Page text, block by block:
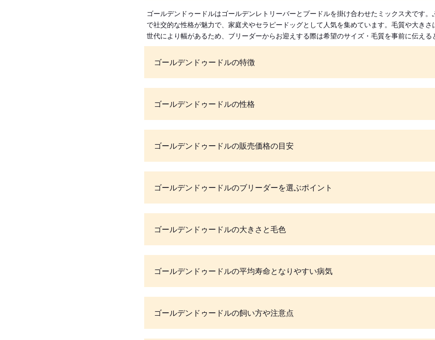
ゴールデンドゥードルはゴールデンレトリーバーとプードルを掛け合わせたミックス犬です
で社交的な性格が魅力で、家庭犬やセラピードッグとして人気を集めています。毛質や大き
世代により幅があるため、ブリーダーからお迎えする際は希望のサイズ・毛質を事前に伝える
ゴールデンドゥードルの特徴
ゴールデンドゥードルの性格
ゴールデンドゥードルの販売価格の目安
ゴールデンドゥードルのブリーダーを選ぶポイント
ゴールデンドゥードルの大きさと毛色
ゴールデンドゥードルの平均寿命となりやすい病気
ゴールデンドゥードルの飼い方や注意点